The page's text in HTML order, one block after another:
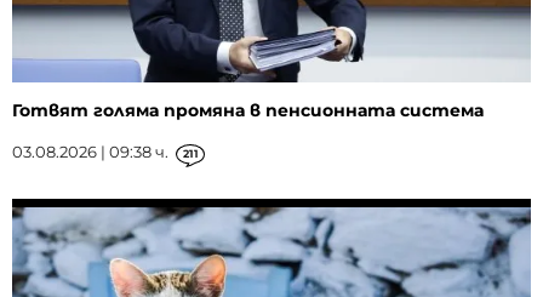
Готвят голяма промяна в пенсионната система
03.08.2026 | 09:38 ч. 211